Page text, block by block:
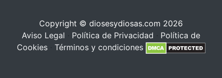
Copyright © diosesydiosas.com 2026
Aviso Legal
Política de Privacidad
Política de
Cookies· Términos y condiciones